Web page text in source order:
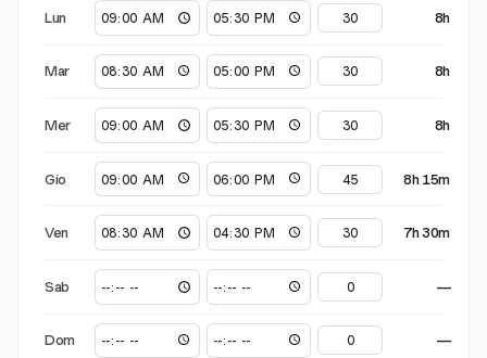
Lun 8h
Mar 8h
Mer 8h
Gio 8h 15m
Ven 7h 30m
Sab —
Dom —